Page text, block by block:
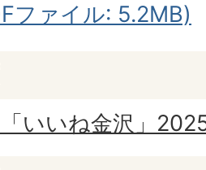
ファイル: 5.2MB)
いいね金沢」